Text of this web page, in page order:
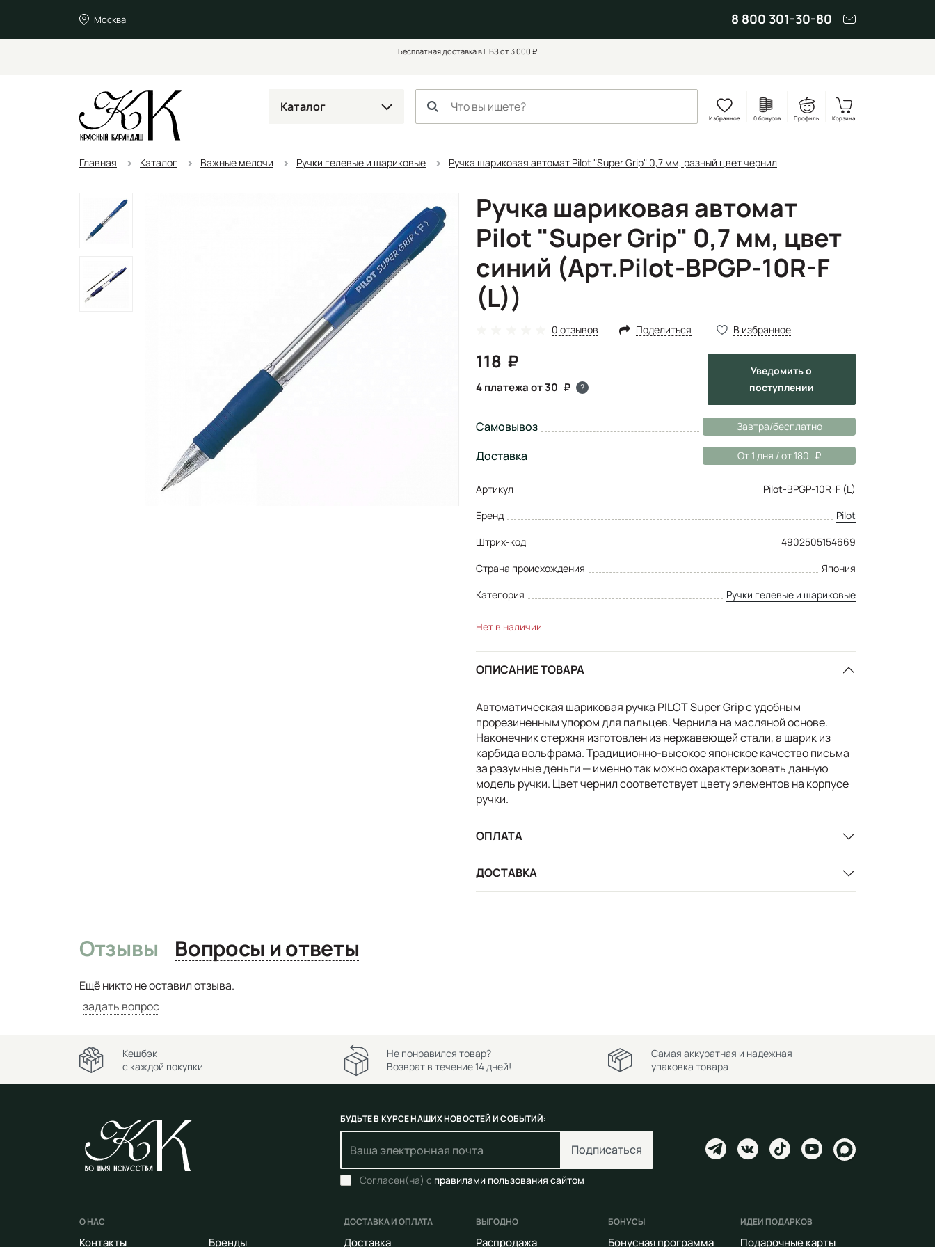
Москва 8 800 301-30-80
Бесплатная доставка в ПВЗ от 3 000 ₽
Каталог
Избранное 0 бонусов Профиль Корзина
Главная Каталог Важные мелочи Ручки гелевые и шариковые Ручка шариковая автомат Pilot "Super Grip" 0,7 мм, разный цвет чернил
Ручка шариковая автомат
Pilot "Super Grip" 0,7 мм, цвет
синий (Арт.Pilot-BPGP-10R-F
(L))
0 отзывов Поделиться В избранное
118
4 платежа от 30 ?
Уведомитьо
поступлении
Самовывоз Завтра/бесплатно
Доставка От 1 дня / от 180
Артикул
Pilot-BPGP-10R-F (L)
Бренд
Pilot
Штрих-код
4902505154669
Страна происхождения
Япония
Категория
Ручки гелевые и шариковые
Нет в наличии
ОПИСАНИЕ ТОВАРА
Автоматическая шариковая ручка PILOT Super Grip с удобным
прорезиненным упором для пальцев. Чернила на масляной основе.
Наконечник стержня изготовлен из нержавеющей стали, а шарик из
карбида вольфрама. Традиционно-высокое японское качество письма
за разумные деньги — именно так можно охарактеризовать данную
модель ручки. Цвет чернил соответствует цвету элементов на корпусе
ручки.
ОПЛАТА
ДОСТАВКА
Отзывы Вопросы и ответы
Ещё никто не оставил отзыва.
задать вопрос
Кешбэк
с каждой покупки
Не понравился товар?
Возврат в течение 14 дней!
Самая аккуратная и надежная
упаковка товара
БУДЬТЕ В КУРСЕ НАШИХ НОВОСТЕЙ И СОБЫТИЙ:
Подписаться
Согласен(на) с правилами пользования сайтом
О НАС
Контакты Бренды
ДОСТАВКА И ОПЛАТА
Доставка
ВЫГОДНО
Распродажа
БОНУСЫ
Бонусная программа
ИДЕИ ПОДАРКОВ
Подарочные карты